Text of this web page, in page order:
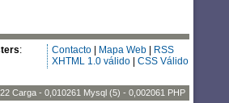
: Contacto Mapa Web
RSS
XHTML 1.0 válido
CSS Válido
Carga - 0,010261 Mysql (5) - 0,002061 PHP